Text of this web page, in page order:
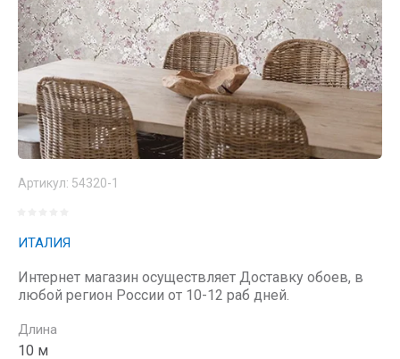
Артикул: 54320-1
ИТАЛИЯ
Интернет магазин осуществляет Доставку обоев, в
любой регион России от 10-12 раб дней.
Длина
10 м